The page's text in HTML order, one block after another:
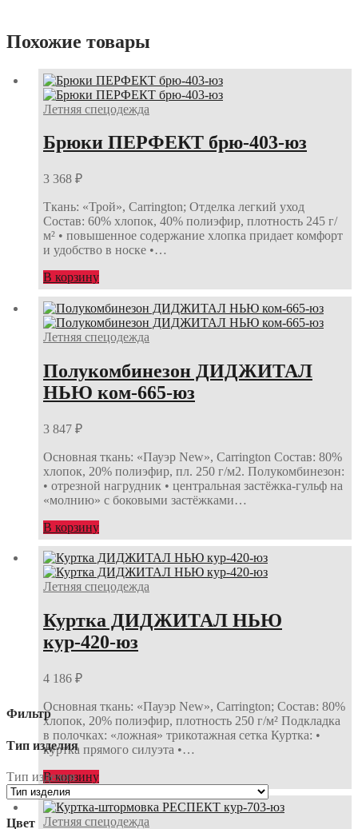
Похожие товары
Летняя спецодежда
Брюки ПЕРФЕКТ брю-403-юз
3 368 ₽
Ткань: «Трой», Carrington; Отделка легкий уход
Состав: 60% хлопок, 40% полиэфир, плотность 245 г/
м² • повышенное содержание хлопка придает комфорт
и удобство в носке •…
В корзину
Летняя спецодежда
Полукомбинезон ДИДЖИТАЛ
НЬЮ ком-665-юз
3 847 ₽
Основная ткань: «Пауэр New», Carrington Состав: 80%
хлопок, 20% полиэфир, пл. 250 г/м2. Полукомбинезон:
• отрезной нагрудник • центральная застёжка-гульф на
«молнию» с боковыми застёжками…
В корзину
Летняя спецодежда
Куртка ДИДЖИТАЛ НЬЮ
кур-420-юз
4 186 ₽
Основная ткань: «Пауэр New», Carrington; Состав: 80%
хлопок, 20% полиэфир, плотность 250 г/м² Подкладка
в полочках: «ложная» трикотажная сетка Куртка: •
куртка прямого силуэта •…
В корзину
Летняя спецодежда
Фильтр
Тип изделия
Тип изделия
Цвет